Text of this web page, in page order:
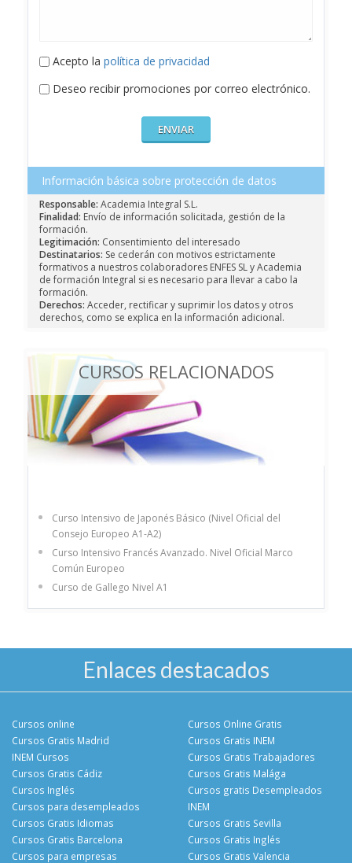
Acepto la política de privacidad
Deseo recibir promociones por correo electrónico.
Información básica sobre protección de datos
Responsable: Academia Integral S.L.
Finalidad: Envío de información solicitada, gestión de la
formación.
Legitimación: Consentimiento del interesado
Destinatarios: Se cederán con motivos estrictamente
formativos a nuestros colaboradores ENFES SL y Academia
de formación Integral si es necesario para llevar a cabo la
formación.
Derechos: Acceder, rectificar y suprimir los datos y otros
derechos, como se explica en la información adicional.
CURSOS RELACIONADOS
Curso Intensivo de Japonés Básico (Nivel Oficial del
Consejo Europeo A1-A2)
Curso Intensivo Francés Avanzado. Nivel Oficial Marco
Común Europeo
Curso de Gallego Nivel A1
Enlaces destacados
Cursos online
Cursos Gratis Madrid
INEM Cursos
Cursos Gratis Cádiz
Cursos Online Gratis
Cursos Gratis INEM
Cursos Gratis Trabajadores
Cursos Gratis Malága
Cursos Inglés
Cursos para desempleados
Cursos Gratis Idiomas
Cursos Gratis Barcelona
Cursos gratis Desempleados
INEM
Cursos Gratis Sevilla
Cursos Gratis Inglés
Cursos para empresas
Cursos Gratis Valencia